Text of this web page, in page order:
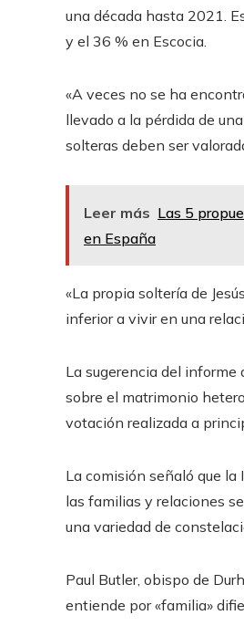
una década hasta 2021.
y el 36 % en Escocia.
«A veces no se ha
llevado a la pérdida de
solteras deben ser
Leer más Las 5
en España
«La propia soltería de
inferior a vivir en una
La sugerencia del informe
sobre el matrimonio
votación realizada a
La comisión señaló que la
las familias y relaciones
una variedad de
Paul Butler, obispo de
entiende por «familia»